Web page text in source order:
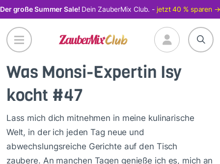
Direkt
zum
Inhalt
Der große Summer Sale! Dein ZauberMix Club. - jetzt 40 % sparen →
Was Monsi-Expertin Isy
kocht #47
Lass mich dich mitnehmen in meine kulinarische
Welt, in der ich jeden Tag neue und
abwechslungsreiche Gerichte auf den Tisch
zaubere. An manchen Tagen genieße ich es, mich an